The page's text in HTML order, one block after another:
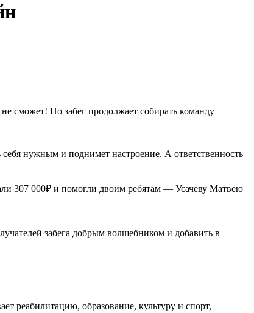
сможет! Но забег продолжает собирать команду
нужным и поднимет настроение. А ответственность
307 000₽ и помогли двоим ребятам — Усачеву Матвею
забега добрым волшебником и добавить в
реабилитацию, образование, культуру и спорт,